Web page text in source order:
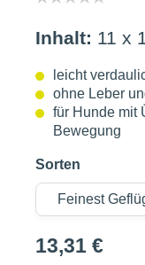
Inhalt: 11 x
leicht
ohne Leber
für Hunde mit
Bewegung
Sorten
13,31 €